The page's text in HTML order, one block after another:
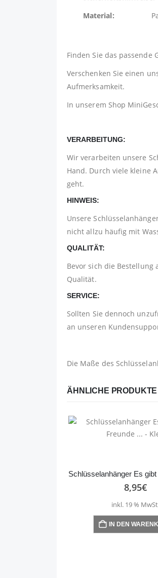
Material: Papier,
Finden Sie das passende
Verschenken Sie einen
Aufmerksamkeit.
In unserem Shop
VERARBEITUNG:
Wir verarbeiten unsere
Hand. Durch viele kleine
geht.
HINWEIS:
Unsere
nicht allzu häufig mit
QUALITÄT:
Bevor sich die
Qualität.
SERVICE:
Sollten Sie dennoch
an unseren
Die Maße des
ÄHNLICHE PRODUKTE
8,95€
inkl. 19 %
IN DEN